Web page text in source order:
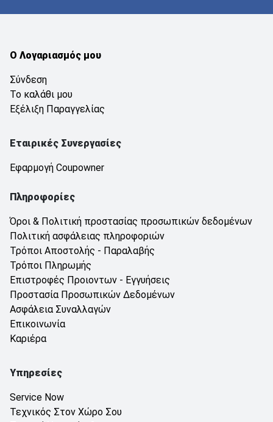
Ο Λογαριασμός μου
Σύνδεση
Το καλάθι μου
Εξέλιξη Παραγγελίας
Εταιρικές Συνεργασίες
Εφαρμογή Coupowner
Πληροφορίες
Όροι & Πολιτική προστασίας προσωπικών δεδομένων
Πολιτική ασφάλειας πληροφοριών
Τρόποι Αποστολής - Παραλαβής
Τρόποι Πληρωμής
Επιστροφές Προιοντων - Εγγυήσεις
Προστασία Προσωπικών Δεδομένων
Ασφάλεια Συναλλαγών
Επικοινωνία
Καριέρα
Υπηρεσίες
Service Now
Τεχνικός Στον Χώρο Σου